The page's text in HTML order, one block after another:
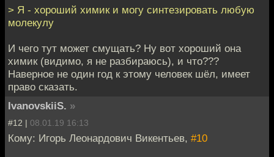
> Я - хороший химик и могу синтезировать любую
молекулу
И чего тут может смущать? Ну вот хороший она
химик (видимо, я не разбираюсь), и что???
Наверное не один год к этому человек шёл, имеет
право сказать.
IvanovskiiS. »
#12 | 08.01.19 16:13
Кому: Игорь Леонардович Викентьев, #10